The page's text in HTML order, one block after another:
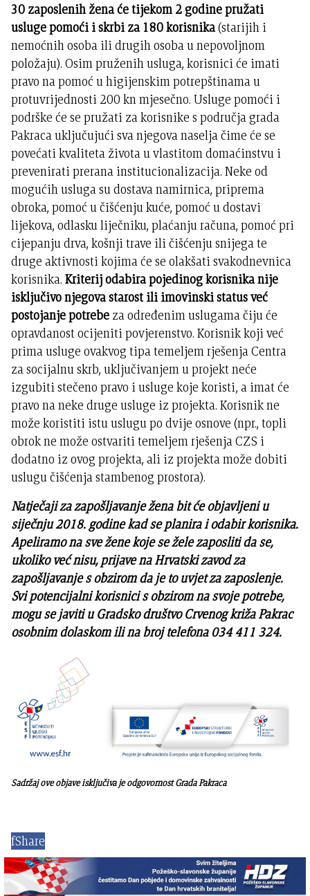
30 zaposlenih žena će tijekom 2 godine pružati
usluge pomoći i skrbi za 180 korisnika(starijih i
nemoćnih osoba ili drugih osoba u nepovoljnom
položaju). Osim pruženih usluga, korisnici će imati
pravo na pomoć u higijenskim potrepštinama u
protuvrijednosti 200 kn mjesečno. Usluge pomoći i
podrške će se pružati za korisnike s područja grada
Pakraca uključujući sva njegova naselja čime će se
povećati kvaliteta života u vlastitom domaćinstvu i
prevenirati prerana institucionalizacija. Neke od
mogućih usluga su dostava namirnica, priprema
obroka, pomoć u čišćenju kuće, pomoć u dostavi
lijekova, odlasku liječniku, plaćanju računa, pomoć pri
cijepanju drva, košnji trave ili čišćenju snijega te
druge aktivnosti kojima će se olakšati svakodnevnica
korisnika.Kriterij odabira pojedinog korisnika nije
isključivo njegova starost ili imovinski status već
postojanje potrebe za određenim uslugama čiju će
opravdanost ocijeniti povjerenstvo. Korisnik koji već
prima usluge ovakvog tipa temeljem rješenja Centra
za socijalnu skrb, uključivanjem u projekt neće
izgubiti stečeno pravo i usluge koje koristi, a imat će
pravo na neke druge usluge iz projekta. Korisnik ne
može koristiti istu uslugu po dvije osnove (npr., topli
obrok ne može ostvariti temeljem rješenja CZS i
dodatno iz ovog projekta, ali iz projekta može dobiti
uslugu čišćenja stambenog prostora).
Natječaji za zapošljavanje žena bit će objavljeni u
siječnju 2018. godine kad se planira i odabir korisnika.
Apeliramo na sve žene koje se žele zaposliti da se,
ukoliko već nisu, prijave na Hrvatski zavod za
zapošljavanje s obzirom da je to uvjet za zaposlenje.
Svi potencijalni korisnici s obzirom na svoje potrebe,
mogu se javiti u Gradsko društvo Crvenog križa Pakrac
osobnim dolaskom ili na broj telefona 034 411 324.
Sadržaj ove objave isključiva je odgovornost Grada Pakraca
fShare